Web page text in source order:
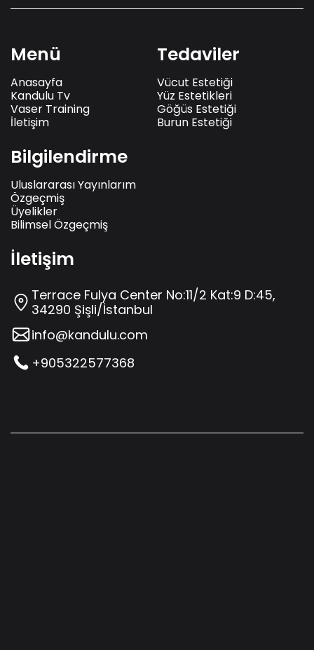
Menü
Anasayfa
Kandulu Tv
Vaser Training
İletişim
Tedaviler
Vücut Estetiği
Yüz Estetikleri
Göğüs Estetiği
Burun Estetiği
Bilgilendirme
Uluslararası Yayınlarım
Özgeçmiş
Üyelikler
Bilimsel Özgeçmiş
İletişim
Terrace Fulya Center No:11/2 Kat:9 D:45,
34290 Şişli/İstanbul
info@kandulu.com
+905322577368